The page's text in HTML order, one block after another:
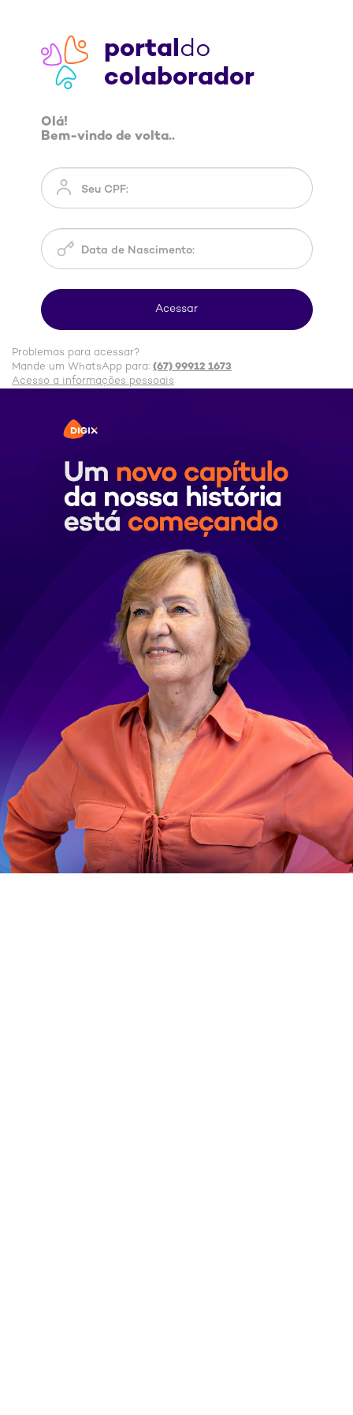
portaldo
colaborador
Olá!
Bem-vindo de volta..
Problemas para acessar?
Mande um WhatsApp para: (67) 99912 1673
Acesso a informações pessoais